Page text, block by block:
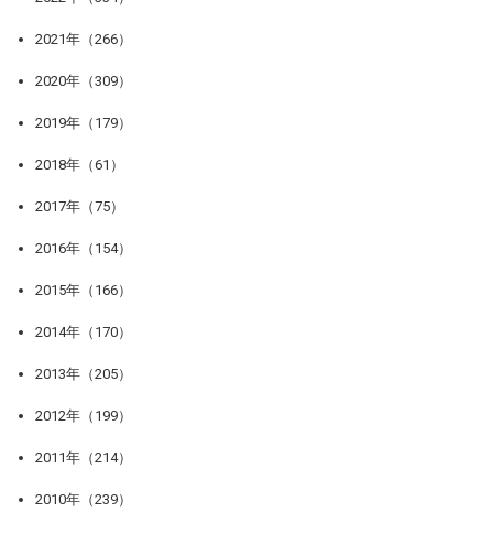
2021年（266）
2020年（309）
2019年（179）
2018年（61）
2017年（75）
2016年（154）
2015年（166）
2014年（170）
2013年（205）
2012年（199）
2011年（214）
2010年（239）